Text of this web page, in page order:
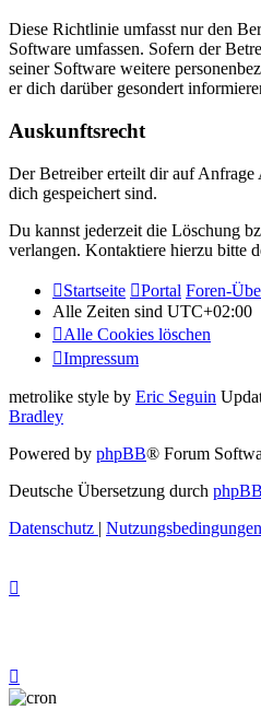
Diese Richtlinie umfasst nur den
Software umfassen. Sofern der
seiner Software weitere
er dich darüber gesondert
Auskunftsrecht
Der Betreiber erteilt dir auf
dich gespeichert sind.
Du kannst jederzeit die Löschung
verlangen. Kontaktiere hierzu bitte
Startseite Portal Foren-
Alle Zeiten sind UTC+02:00
Alle Cookies löschen
Impressum
metrolike style by Eric Seguin
Bradley
Powered by phpBB® Forum
Deutsche Übersetzung durch
Datenschutz | Nutzungsbedingungen